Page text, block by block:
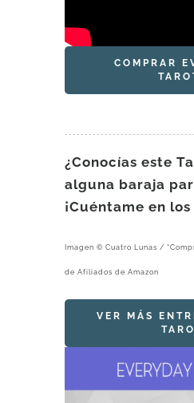
COMPRAR
¿Conocías este
alguna baraja
¡Cuéntame en
Imagen © Cuatro Lunas /
de Afiliados de Amazon
VER MÁS